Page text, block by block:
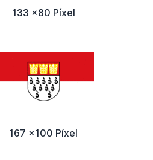
133 x80 Píxel
167 x100 Píxel